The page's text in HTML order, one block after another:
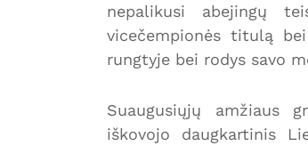
nepalikusi abejingų
vicečempionės titulą
rungtyje bei rodys savo
Suaugusiųjų amžiaus
iškovojo daugkartinis